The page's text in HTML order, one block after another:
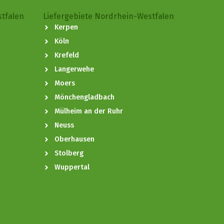
Liefergebiete Nordrhein-Westfalen
Kerpen
Köln
Krefeld
Langerwehe
Moers
Mönchengladbach
Mülheim an der Ruhr
Neuss
Oberhausen
Stolberg
Wuppertal